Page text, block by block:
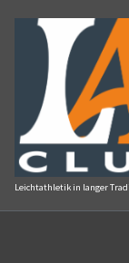
Inhalt
springen
Leichtathletik in langer